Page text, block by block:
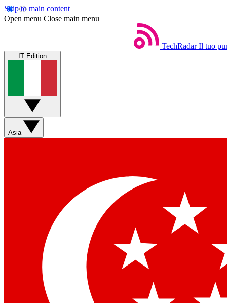
Skip to main content
Open menu Close main menu
TechRadar Il tuo
IT Edition
Asia